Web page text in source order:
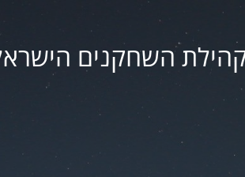
קהילת השחקנים